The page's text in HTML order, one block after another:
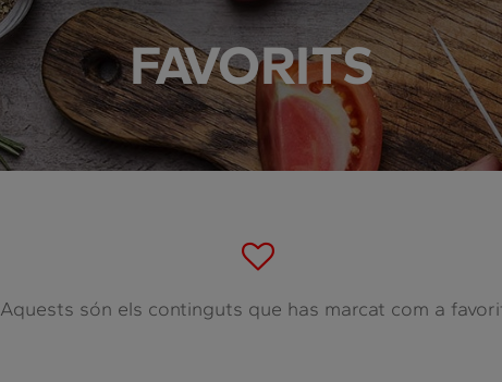
FAVORITS
Aquests són els continguts que has marcat com a